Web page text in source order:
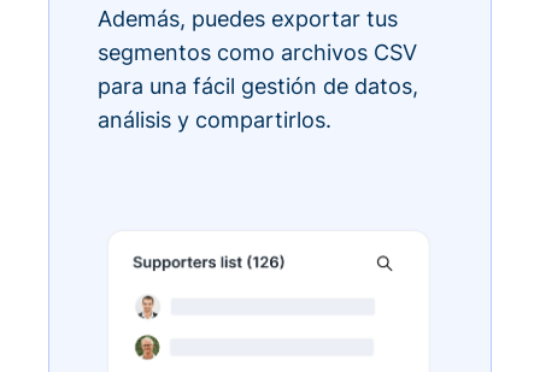
Además, puedes exportar tus
segmentos como archivos CSV
para una fácil gestión de datos,
análisis y compartirlos.